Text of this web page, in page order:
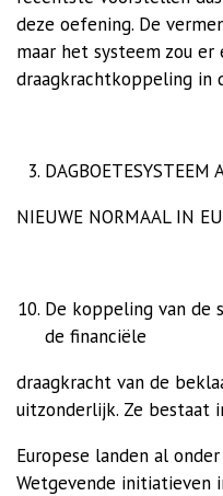
deze oefening. De
maar het systeem zou er
draagkrachtkoppeling in
NIEUWE NORMAAL IN
De koppeling van de
de financiële
draagkracht van de
uitzonderlijk. Ze bestaat
Europese landen al
Wetgevende initiatieven